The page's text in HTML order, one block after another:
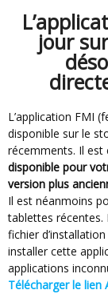
jour
L’application FMI (feuille de match informatisée) n’est plus
disponible sur le
récemments. Il est
disponible pour
version plus
Il est néanmoins
tablettes récentes.
fichier
installer cette
applications
Télécharger le lien